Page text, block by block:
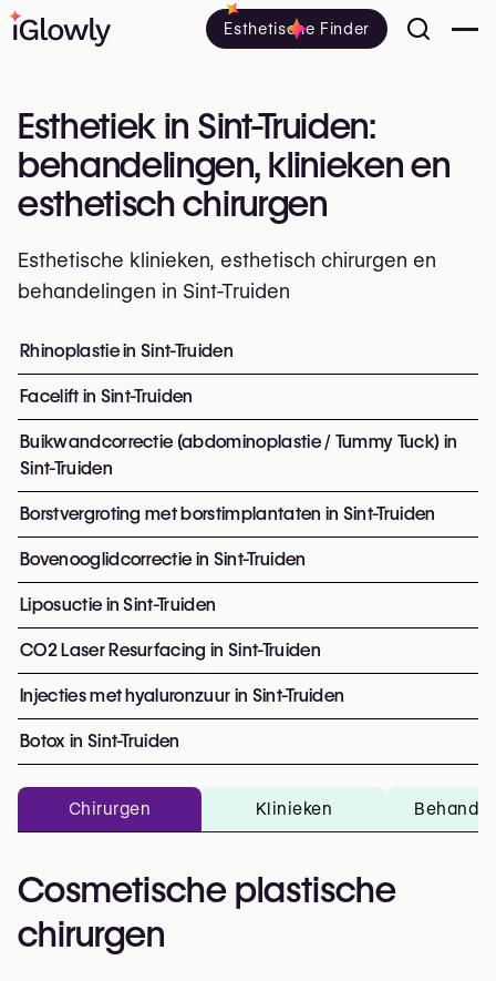
Esthetische Finder
Esthetiek in Sint-Truiden:
behandelingen, klinieken en
esthetisch chirurgen
Esthetische klinieken, esthetisch chirurgen en
behandelingen in Sint-Truiden
Alles over esthetiek in Sint-Truiden: klinieken,
Top ingrepen en
Rhinoplastie in Sint-Truiden
Facelift in Sint-Truiden
Buikwandcorrectie (abdominoplastie / Tummy Tuck) in
Sint-Truiden
Borstvergroting met borstimplantaten in Sint-Truiden
Bovenooglidcorrectie in Sint-Truiden
Liposuctie in Sint-Truiden
CO2 Laser Resurfacing in Sint-Truiden
Injecties met hyaluronzuur in Sint-Truiden
Botox in Sint-Truiden
Chirurgen Klinieken
Cosmetische plastische
chirurgen